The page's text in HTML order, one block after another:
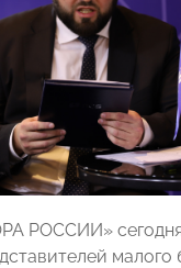
РОССИИ»
малого